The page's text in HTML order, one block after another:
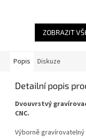
ZOBRAZIT
Popis Diskuze
Detailní popis
Dvouvrstvý
CNC.
Výborně gravírovatelný